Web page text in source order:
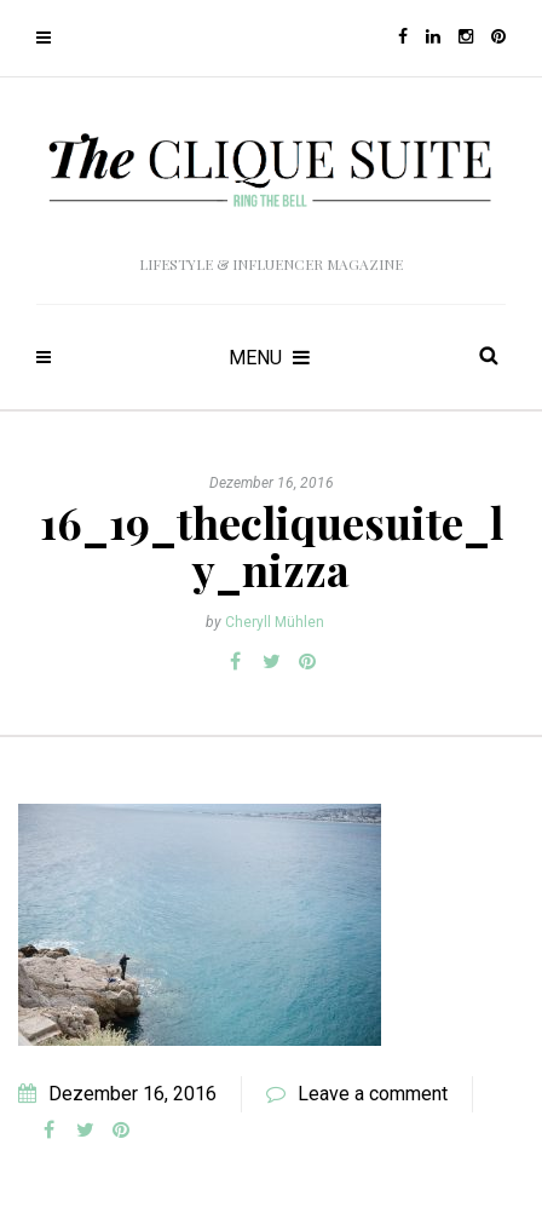
LIFESTYLE & INFLUENCER MAGAZINE
MENU
Dezember 16, 2016
16_19_thecliquesuite_l
y_nizza
by Cheryll Mühlen
Dezember 16, 2016 Leave a comment